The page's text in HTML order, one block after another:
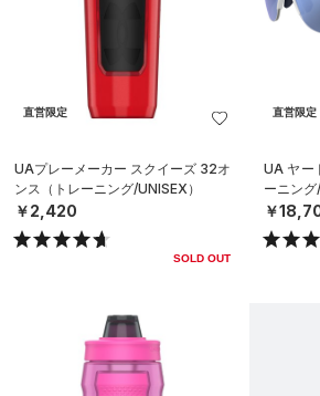
直営限定
UAプレーメーカー スクイーズ 32オ
ンス（トレーニング/UNISEX）
￥2,420
SOLD OUT
直営限定
UA ヤー
ーニング
￥